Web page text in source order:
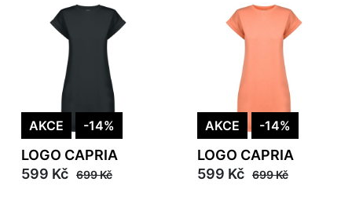
AKCE -14%
LOGO CAPRIA
599 Kč 699 Kč
AKCE -14%
LOGO CAPRIA
599 Kč 699 Kč